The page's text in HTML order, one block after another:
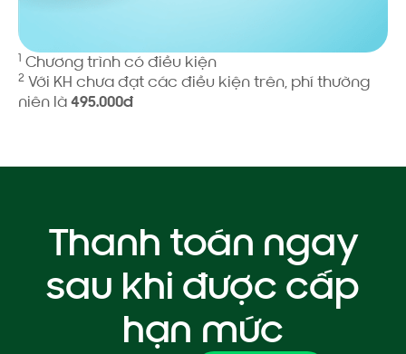
1 Chương trình có điều kiện
2 Với KH chưa đạt các điều kiện trên, phí thường
niên là495.000đ
Thanh toán ngay
sau khi được cấp
hạn mức